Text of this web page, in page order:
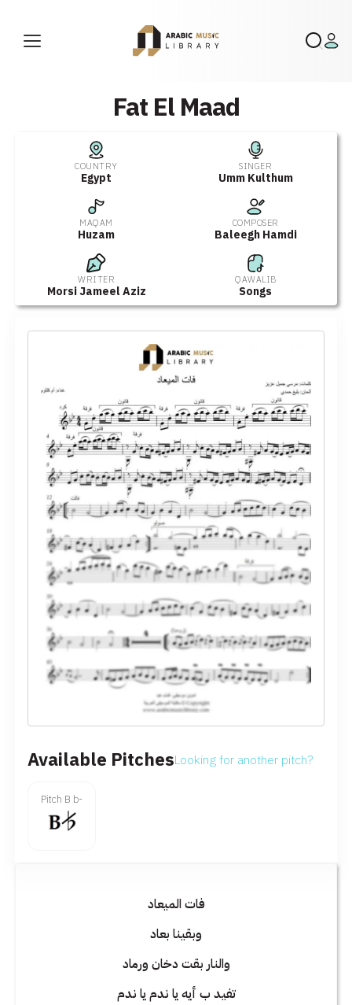
Fat El Maad
COUNTRY
Egypt
SINGER
Umm Kulthum
MAQAM
Huzam
COMPOSER
Baleegh Hamdi
WRITER
Morsi Jameel Aziz
QAWALIB
Songs
Available PitchesLooking for another pitch?
Pitch B b-
فات الميعاد
وبقينا بعاد
والنار بقت دخان ورماد
تفيد ب أيه يا ندم يا ندم